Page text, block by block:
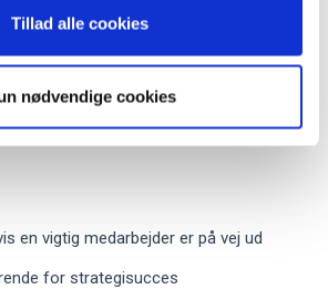
Tillad alle cookies
nødvendige cookies
blot er parate til næste skridt i karrieren.
en vigtig medarbejder er på vej ud
for strategisucces
Tilmeld